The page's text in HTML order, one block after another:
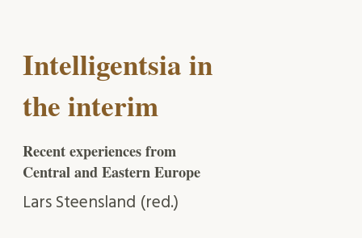
Intelligentsia in
the interim
Recent experiences from
Central and Eastern Europe
Lars Steensland (red.)